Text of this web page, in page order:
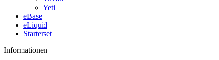
Yeti
eBase
eLiquid
Starterset
Informationen